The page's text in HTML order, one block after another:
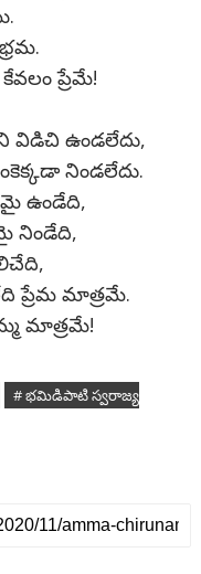
ప్రేమే!
విడిచి ఉండలేదు,
నిండలేదు.
ఉండేది,
నిండేది,
ప్రేమ మాత్రమే.
మాత్రమే!
# భమిడిపాటి స్వరాజ్య